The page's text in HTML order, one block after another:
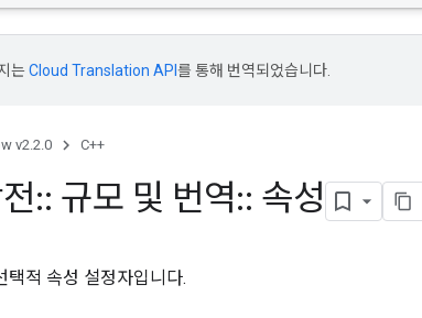
는Cloud Translation API 를 통해 번역되었습니다.
v2.2.0 C++
:: 규모 및 번역:: 속성
택적 속성 설정자입니다.